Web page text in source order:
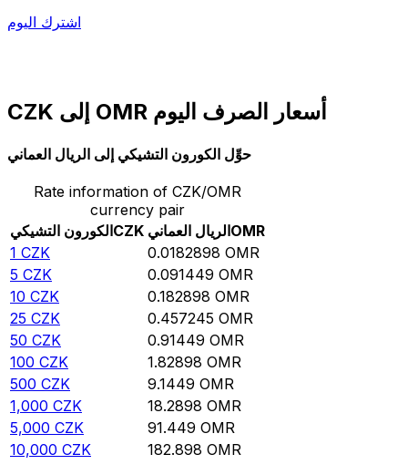
اشترك اليوم
CZK إلى OMR أسعار الصرف اليوم
حوِّل الكورون التشيكي إلى الريال العماني
Rate information of CZK/OMR
currency pair
الكورون التشيكيCZK الريال العمانيOMR
1 CZK 0.0182898 OMR
5 CZK 0.091449 OMR
10 CZK 0.182898 OMR
25 CZK 0.457245 OMR
50 CZK 0.91449 OMR
100 CZK 1.82898 OMR
500 CZK 9.1449 OMR
1,000 CZK 18.2898 OMR
5,000 CZK 91.449 OMR
10,000 CZK 182.898 OMR